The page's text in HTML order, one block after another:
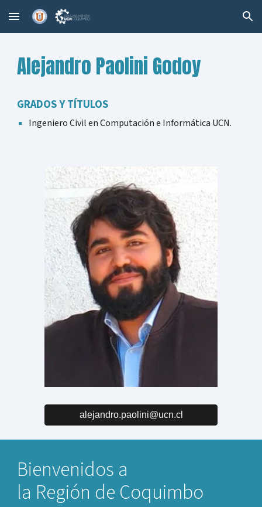
Skip to main content Skip to navigation
Alejandro Paolini Godoy
GRADOS Y TÍTULOS
Ingeniero Civil en Computación e Informática UCN.
alejandro.paolini@ucn.cl
Bienvenidos a
la Región de Coquimbo